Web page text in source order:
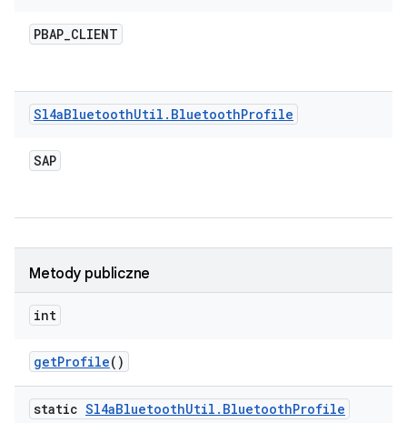
PBAP_CLIENT
Sl4aBluetoothUtil . BluetoothProfile
SAP
Metody publiczne
int
getProfile()
static Sl4aBluetoothUtil . BluetoothProfile